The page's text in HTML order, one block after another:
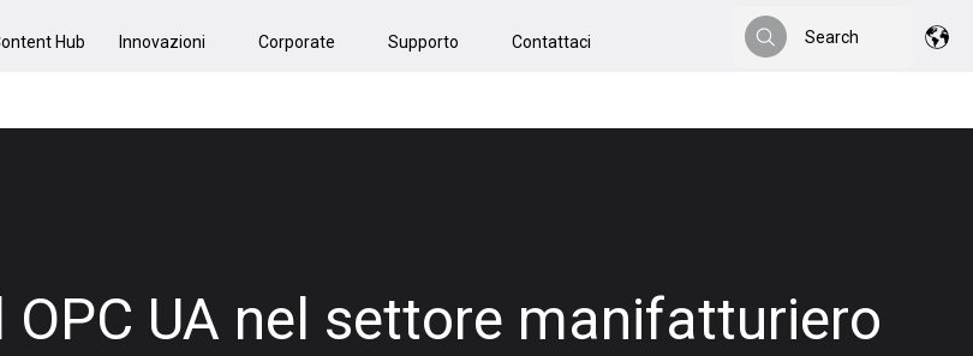
Hub Innovazioni Corporate Supporto Contattaci
Search
Search
UA nel settore manifatturiero